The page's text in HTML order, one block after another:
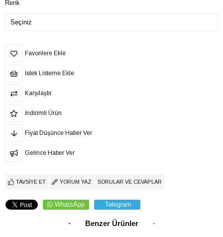
Renk
Favorilere Ekle
İstek Listeme Ekle
Karşılaştır
İndirimli Ürün
Fiyat Düşünce Haber Ver
Gelince Haber Ver
TAVSIYE ET YORUM YAZ SORULAR VE CEVAPLAR
WhatsApp Telegram
Benzer Ürünler